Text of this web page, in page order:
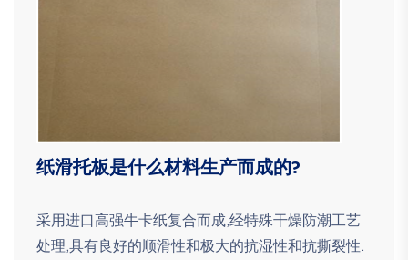
纸滑托板是什么材料生产而成的?
采用进口高强牛卡纸复合而成,经特殊干燥防潮工艺
处理,具有良好的顺滑性和极大的抗湿性和抗撕裂性.